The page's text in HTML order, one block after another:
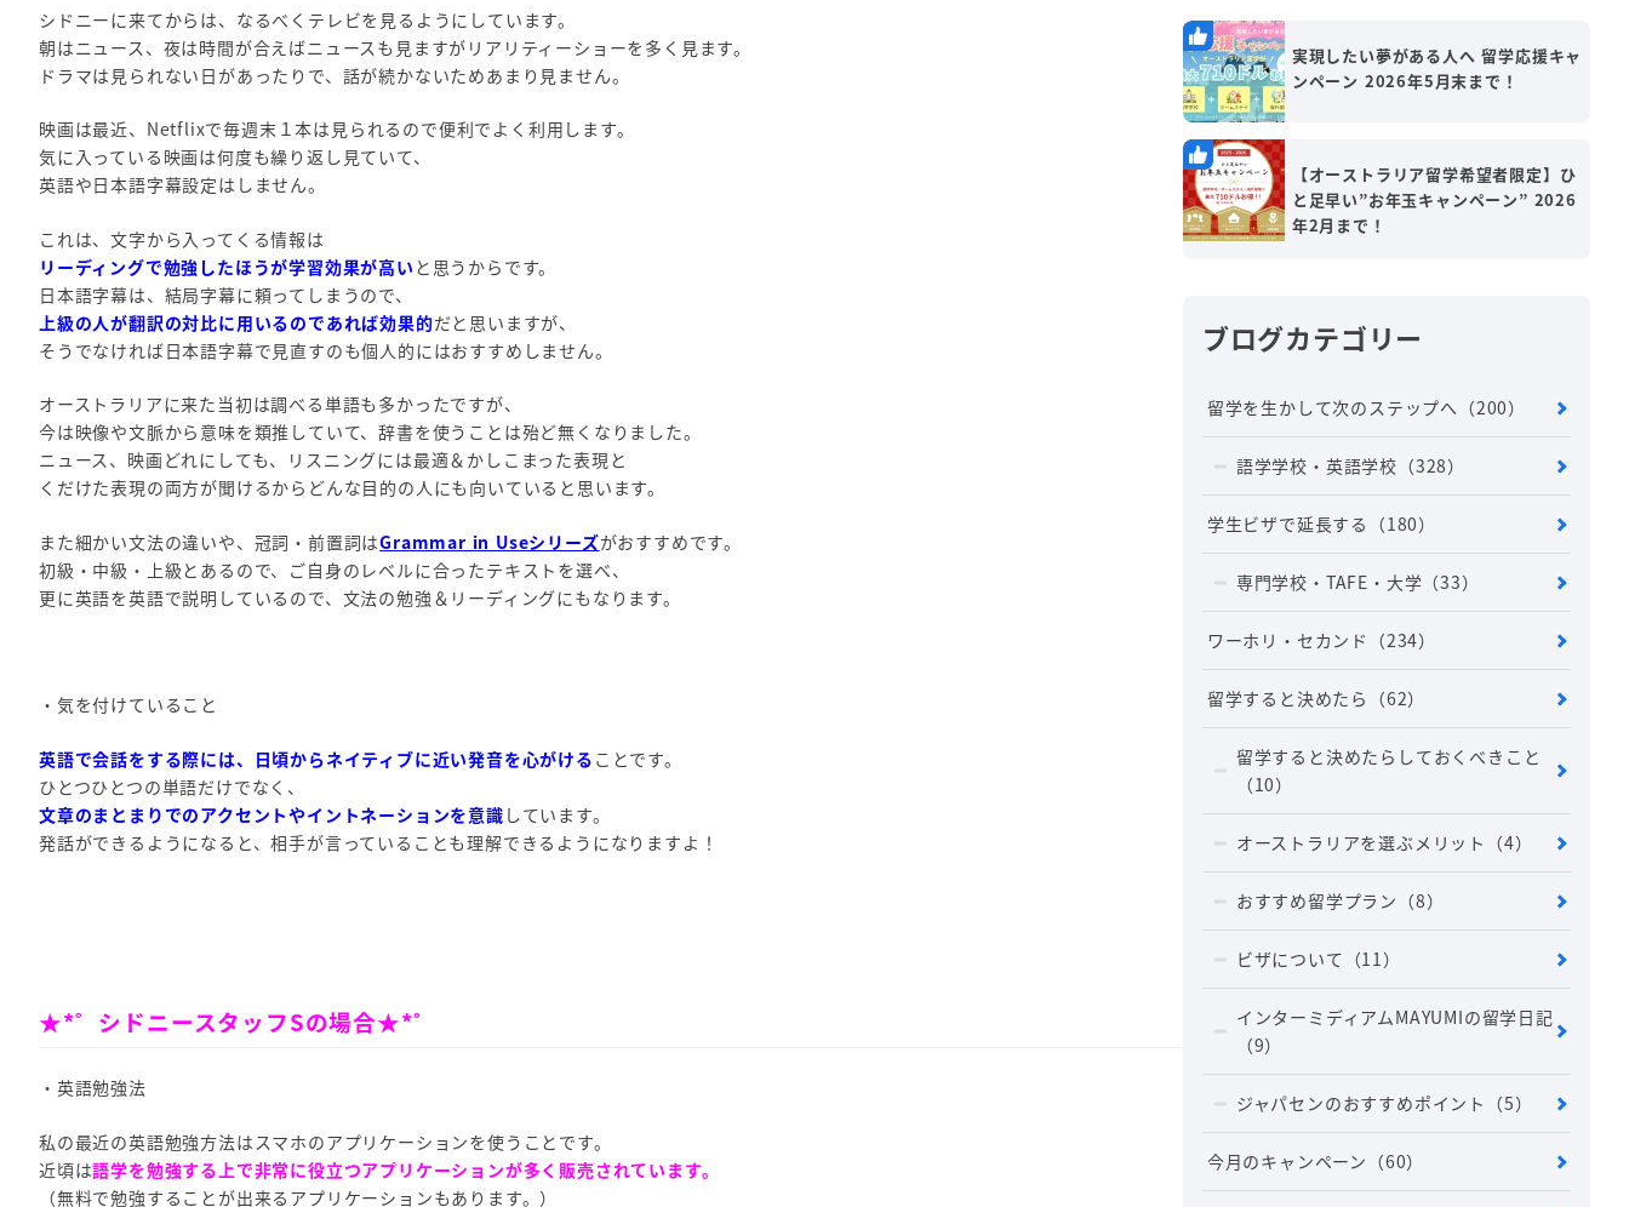
シドニーに来てからは、なるべくテレビを見るようにしています。
朝はニュース、夜は時間が合えばニュースも見ますがリアリティーショーを多く見ます。
ドラマは見られない日があったりで、話が続かないためあまり見ません。
映画は最近、Netflixで毎週末１本は見られるので便利でよく利用します。
気に入っている映画は何度も繰り返し見ていて、
英語や日本語字幕設定はしません。
これは、文字から入ってくる情報は
リーディングで勉強したほうが学習効果が高い と思うからです。
日本語字幕は、結局字幕に頼ってしまうので、
上級の人が翻訳の対比に用いるのであれば効果的だと思いますが、
そうでなければ日本語字幕で見直すのも個人的にはおすすめしません。
オーストラリアに来た当初は調べる単語も多かったですが、
今は映像や文脈から意味を類推していて、辞書を使うことは殆ど無くなりました。
ニュース、映画どれにしても、リスニングには最適＆かしこまった表現と
くだけた表現の両方が聞けるからどんな目的の人にも向いていると思います。
また細かい文法の違いや、冠詞・前置詞はGrammar in Useシリーズがおすすめです。
初級・中級・上級とあるので、ご自身のレベルに合ったテキストを選べ、
更に英語を英語で説明しているので、文法の勉強＆リーディングにもなります。
・気を付けていること
英語で会話をする際には、日頃からネイティブに近い発音を心がける ことです。
ひとつひとつの単語だけでなく、
文章のまとまりでのアクセントやイントネーションを意識 しています。
発話ができるようになると、相手が言っていることも理解できるようになりますよ！
★*゜シドニースタッフSの場合★*゜
・英語勉強法
私の最近の英語勉強方法はスマホのアプリケーションを使うことです。
近頃は語学を勉強する上で非常に役立つアプリケーションが多く販売されています。
（無料で勉強することが出来るアプリケーションもあります。）
実現したい夢がある人へ 留学応援キャ
ンペーン 2026年5月末まで！
【オーストラリア留学希望者限定】ひ
と足早い”お年玉キャンペーン” 2026
年2月まで！
ブログカテゴリー
留学を生かして次のステップへ （200）
語学学校・英語学校 （328）
学生ビザで延長する （180）
専門学校・TAFE・大学 （33）
ワーホリ・セカンド （234）
留学すると決めたら （62）
留学すると決めたらしておくべきこと
（10）
オーストラリアを選ぶメリット （4）
おすすめ留学プラン （8）
ビザについて （11）
インターミディアムMAYUMIの留学日記
（9）
ジャパセンのおすすめポイント （5）
今月のキャンペーン （60）